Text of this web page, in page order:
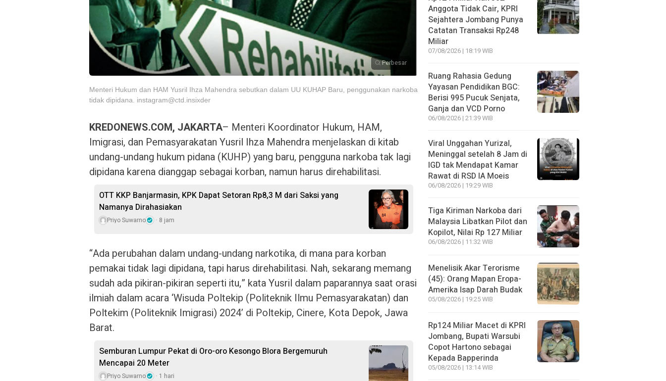
Perbesar
Menteri Hukum dan HAM Yusril Ihza Mahendra sebutkan dalam UU KUHAP Baru, penggunakan narkoba
tidak dipidana. instagram@ctd.insixder
KREDONEWS.COM, JAKARTA– Menteri Koordinator Hukum, HAM,
Imigrasi, dan Pemasyarakatan Yusril Ihza Mahendra menjelaskan di kitab
undang-undang hukum pidana (KUHP) yang baru, pengguna narkoba tak lagi
dipidana karena dianggap sebagai korban, namun harus direhabilitasi.
OTT KKP Banjarmasin, KPK Dapat Setoran Rp8,3 M dari Saksi yang
Namanya Dirahasiakan
Priyo Suwarno 8 jam
“Ada perubahan dalam undang-undang narkotika, di mana para korban
pemakai tidak lagi dipidana, tapi harus direhabilitasi. Nah, sekarang memang
sudah ada pikiran-pikiran seperti itu,” kata Yusril dalam paparannya saat orasi
ilmiah dalam acara ‘Wisuda Poltekip (Politeknik Ilmu Pemasyarakatan) dan
Poltekim (Politeknik Imigrasi) 2024’ di Poltekip, Cinere, Kota Depok, Jawa
Barat.
Semburan Lumpur Pekat di Oro-oro Kesongo Blora Bergemuruh
Mencapai 20 Meter
Priyo Suwarno 1 hari
Anggota Tidak Cair, KPRI
Sejahtera Jombang Punya
Catatan Transaksi Rp248
Miliar
07/08/2026 | 18:19 WIB
Ruang Rahasia Gedung
Yayasan Pendidikan BGC:
Berisi 995 Pucuk Senjata,
Ganja dan VCD Porno
06/08/2026 | 21:39 WIB
Viral Unggahan Yurizal,
Meninggal setelah 8 Jam di
IGD tak Mendapat Kamar
Rawat di RSD IA Moeis
06/08/2026 | 19:29 WIB
Tiga Kiriman Narkoba dari
Malaysia Libatkan Pilot dan
Kopilot, Nilai Rp 127 Miliar
06/08/2026 | 11:32 WIB
Menelisik Akar Terorisme
(45): Orang Mapan Eropa-
Amerika Isap Darah Budak
05/08/2026 | 19:25 WIB
Rp124 Miliar Macet di KPRI
Jombang, Bupati Warsubi
Copot Hartono sebagai
Kepada Bapperinda
05/08/2026 | 13:14 WIB